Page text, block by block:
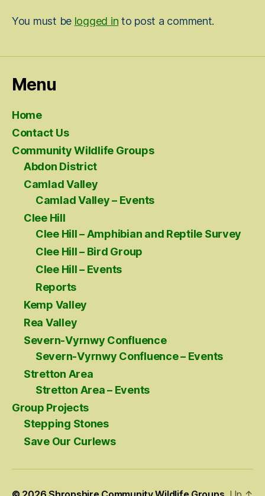
You must be logged in to post a comment.
Menu
Home
Contact Us
Community Wildlife Groups
Abdon District
Camlad Valley
Camlad Valley – Events
Clee Hill
Clee Hill – Amphibian and Reptile Survey
Clee Hill – Bird Group
Clee Hill – Events
Reports
Kemp Valley
Rea Valley
Severn-Vyrnwy Confluence
Severn-Vyrnwy Confluence – Events
Stretton Area
Stretton Area – Events
Group Projects
Stepping Stones
Save Our Curlews